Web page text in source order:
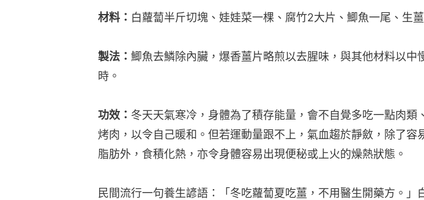
材料： 白蘿蔔半斤切塊、娃娃菜一棵、腐竹2大片、鯽魚一尾、生薑
製法： 鯽魚去鱗除內臟，爆香薑片略煎以去腥味，與其他材料以中
時。
功效： 冬天天氣寒冷，身體為了積存能量，會不自覺多吃一點肉類
烤肉，以令自己暖和。但若運動量跟不上，氣血趨於靜斂，除了容
脂肪外，食積化熱，亦令身體容易出現便秘或上火的燥熱狀態。
民間流行一句養生諺語：「冬吃蘿蔔夏吃薑，不用醫生開藥方。」